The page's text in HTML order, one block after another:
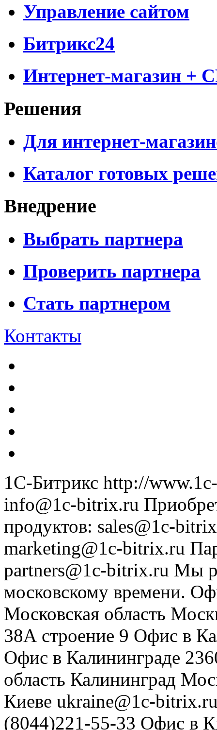
Управление сайтом
Битрикс24
Интернет-магазин +
Решения
Для интернет-
Каталог готовых
Внедрение
Выбрать партнера
Проверить партнера
Стать партнером
Контакты
1С-Битрикс http://
info@1c-bitrix.ru
продуктов: sales@1c-
marketing@1c-bitrix.ru
partners@1c-bitrix.ru Мы
московскому времени.
Московская область
38А строение 9 Офис в
Офис в Калининграде
область Калининград
Киеве ukraine@1c-
(8044)221-55-33 Офис в